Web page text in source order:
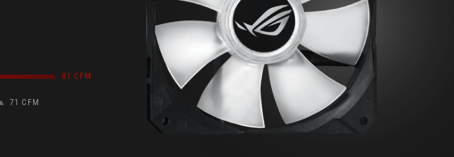
81 CFM
71 CFM